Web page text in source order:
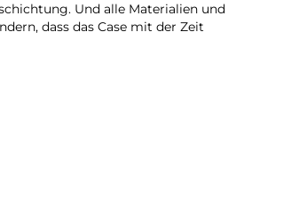
Und alle Materialien und
dass das Case mit der Zeit